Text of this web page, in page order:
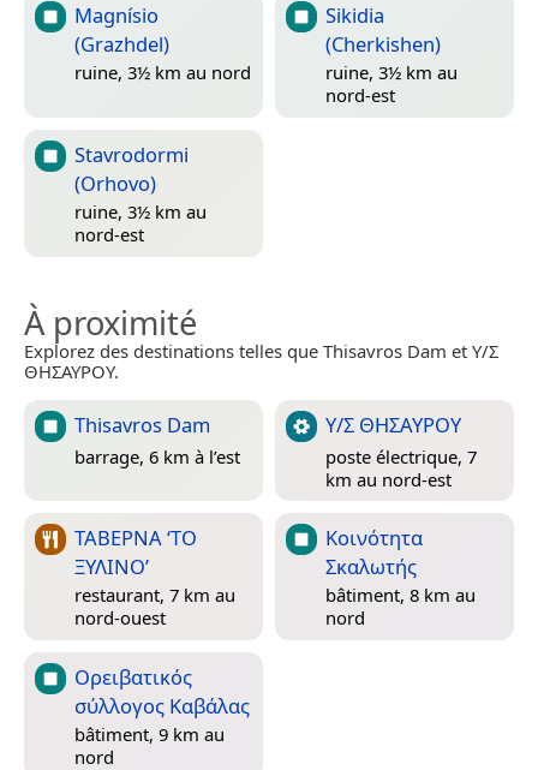
Magnísio
(Grazhdel)
ruine, 3½ km au nord
Sikidia
(Cherkishen)
ruine, 3½ km au
nord-est
Stavrodormi
(Orhovo)
ruine, 3½ km au
nord-est
À proximité
Explorez des destinations telles que Thisavros Dam et Υ/Σ
ΘΗΣΑΥΡΟΥ.
Thisavros Dam
barrage, 6 km à l’est
Υ/Σ ΘΗΣΑΥΡΟΥ
poste électrique, 7
km au nord-est
ΤΑΒΕΡΝΑ ‘ΤΟ
ΞΥΛΙΝΟ’
restaurant, 7 km au
nord-ouest
Κοινότητα
Σκαλωτής
bâtiment, 8 km au
nord
Ορειβατικός
σύλλογος Καβάλας
bâtiment, 9 km au
nord